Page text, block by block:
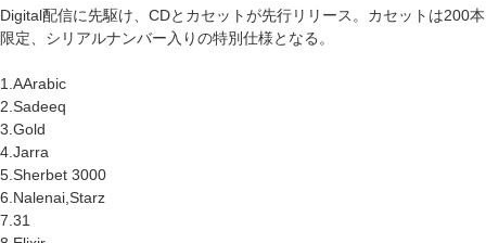
Digital配信に先駆け、CDとカセットが先行リリース。カセットは200本
限定、シリアルナンバー入りの特別仕様となる。
1.AArabic
2.Sadeeq
3.Gold
4.Jarra
5.Sherbet 3000
6.Nalenai,Starz
7.31